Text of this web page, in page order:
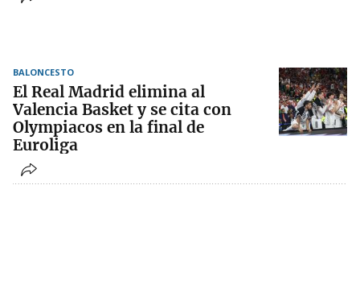
BALONCESTO
El Real Madrid elimina al
Valencia Basket y se cita con
Olympiacos en la final de
Euroliga